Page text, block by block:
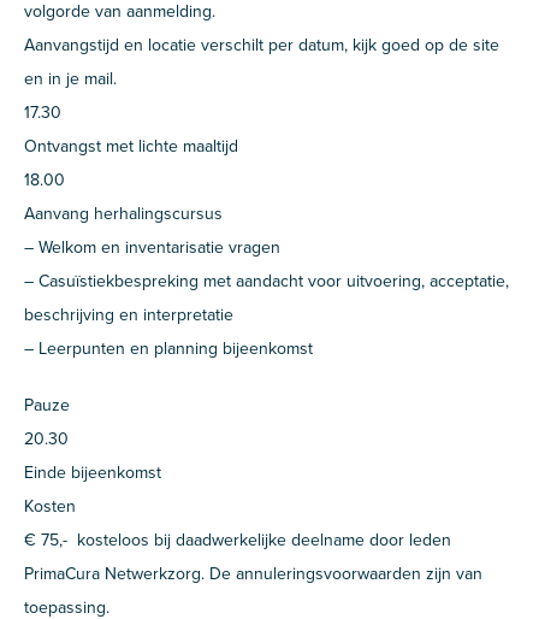
volgorde van aanmelding.
Aanvangstijd en locatie verschilt per datum, kijk goed op de site
en in je mail.
17.30
Ontvangst met lichte maaltijd
18.00
Aanvang herhalingscursus
– Welkom en inventarisatie vragen
– Casuïstiekbespreking met aandacht voor uitvoering, acceptatie,
beschrijving en interpretatie
– Leerpunten en planning bijeenkomst
Pauze
20.30
Einde bijeenkomst
Kosten
€ 75,- kosteloos bij daadwerkelijke deelname door leden
PrimaCura Netwerkzorg. De annuleringsvoorwaarden zijn van
toepassing.